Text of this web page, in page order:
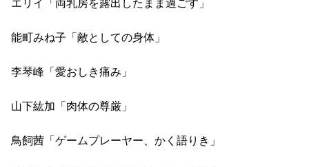
エリイ「両乳房を露出したまま過ごす」
能町みね子「敵としての身体」
李琴峰「愛おしき痛み」
山下紘加「肉体の尊厳」
鳥飼茜「ゲームプレーヤー、かく語りき」